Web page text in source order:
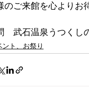
のご来館を心よりお
　武石温泉うつくし
ント、お祭り